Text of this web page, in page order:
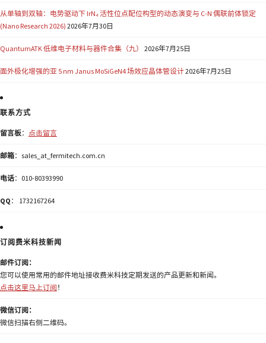
从单轴到双轴：电势驱动下 IrN₄ 活性位点配位构型的动态演变与 C-N 偶联前体锁定
(Nano Research 2026) 2026年7月30日
QuantumATK 低维电子材料与器件合集（九） 2026年7月25日
面外极化增强的亚 5 nm Janus MoSiGeN4 场效应晶体管设计2026年7月25日
联系方式
留言板： 点击留言
邮箱：sales_at_fermitech.com.cn
电话：010-80393990
QQ ： 1732167264
订阅费米科技新闻
邮件订阅：
您可以使用常用的邮件地址接收费米科技定期发送的产品更新和新闻。
点击这里马上订阅 ！
微信订阅：
微信扫描右侧二维码。